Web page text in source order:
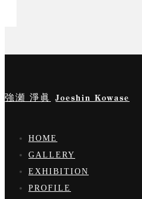
強瀬 淨眞 Joeshin Kowase
HOME
GALLERY
EXHIBITION
PROFILE